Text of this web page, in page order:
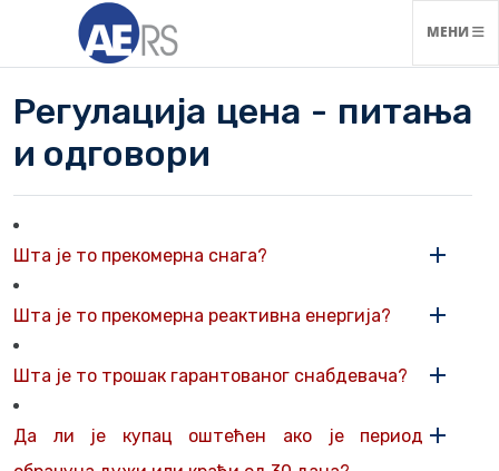
МЕНИ
Регулација цена - питања
и одговори
Шта је то прекомерна снага?
Шта је то прекомерна реактивна енергија?
Шта је то трошак гарантованог снабдевача?
Да ли је купац оштећен ако је период